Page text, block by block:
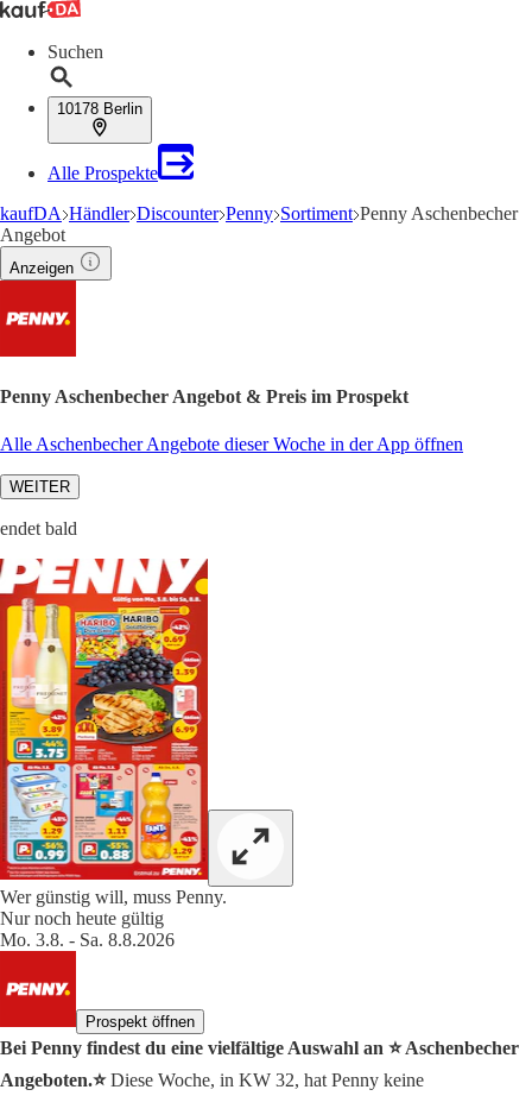
Suchen
10178 Berlin
Alle Prospekte
kaufDA Händler Discounter Penny Sortiment Penny Aschenbecher
Angebot
Anzeigen
Penny Aschenbecher Angebot & Preis im Prospekt
Alle Aschenbecher Angebote dieser Woche in der App öffnen
WEITER
endet bald
Wer günstig will, muss Penny.
Nur noch heute gültig
Mo. 3.8. - Sa. 8.8.2026
Prospekt öffnen
Bei Penny findest du eine vielfältige Auswahl an ⭐️ Aschenbecher
Angeboten.⭐️Diese Woche, in KW 32, hat Penny keine